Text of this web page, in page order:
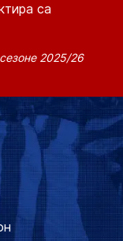
са
2025/26